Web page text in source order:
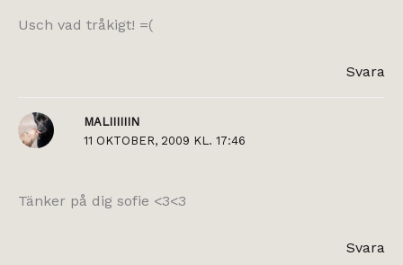
Usch vad tråkigt! =(
Svara
MALIIIIIIN
11 OKTOBER, 2009 KL. 17:46
Tänker på dig sofie <3<3
Svara